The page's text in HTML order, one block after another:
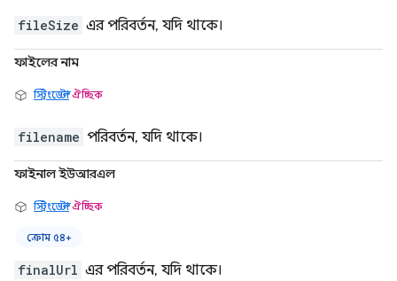
fileSize এর পরিবর্তন, যদি থাকে।
ফাইলের নাম
স্ট্রিংডেল্টা ঐচ্ছিক
filename পরিবর্তন, যদি থাকে।
ফাইনাল ইউআরএল
স্ট্রিংডেল্টা ঐচ্ছিক
ক্রোম ৫৪+
finalUrl এর পরিবর্তন, যদি থাকে।